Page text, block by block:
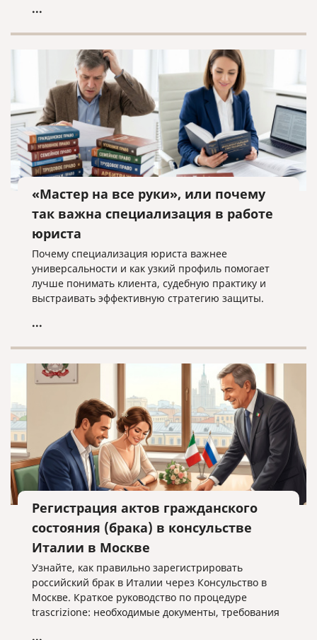
...
«Мастер на все руки», или почему
так важна специализация в работе
юриста
Почему специализация юриста важнее
универсальности и как узкий профиль помогает
лучше понимать клиента, судебную практику и
выстраивать эффективную стратегию защиты.
...
Регистрация актов гражданского
состояния (брака) в консульстве
Италии в Москве
Узнайте, как правильно зарегистрировать
российский брак в Италии через Консульство в
Москве. Краткое руководство по процедуре
trascrizione: необходимые документы, требования
...